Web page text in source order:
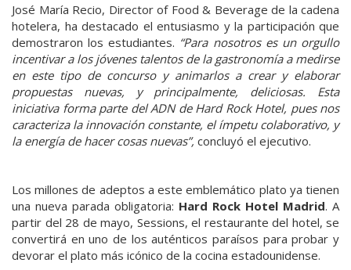
José María Recio, Director of Food & Beverage de la cadena
hotelera, ha destacado el entusiasmo y la participación que
demostraron los estudiantes. “Para nosotros es un orgullo
incentivar a los jóvenes talentos de la gastronomía a medirse
en este tipo de concurso y animarlos a crear y elaborar
propuestas nuevas, y principalmente, deliciosas. Esta
iniciativa forma parte del ADN de Hard Rock Hotel, pues nos
caracteriza la innovación constante, el ímpetu colaborativo, y
la energía de hacer cosas nuevas”, concluyó el ejecutivo.
Los millones de adeptos a este emblemático plato ya tienen
una nueva parada obligatoria: Hard Rock Hotel Madrid. A
partir del 28 de mayo, Sessions, el restaurante del hotel, se
convertirá en uno de los auténticos paraísos para probar y
devorar el plato más icónico de la cocina estadounidense.